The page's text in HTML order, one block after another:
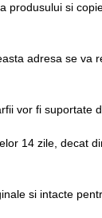
produsului si
adresa se va
vor fi suportate
14 zile, decat
si intacte